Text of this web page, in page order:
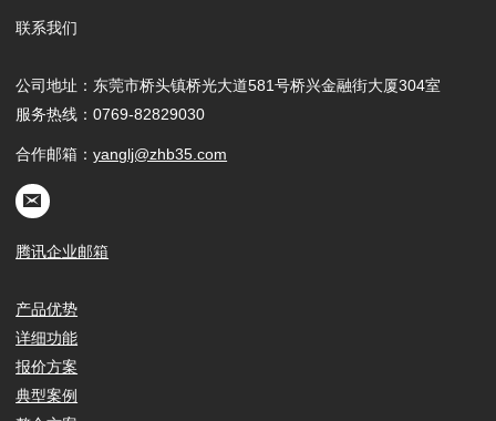
联系我们
公司地址：东莞市桥头镇桥光大道581号桥兴金融街大厦304室
服务热线：0769-82829030
合作邮箱：yanglj@zhb35.com
腾讯企业邮箱
产品优势
详细功能
报价方案
典型案例